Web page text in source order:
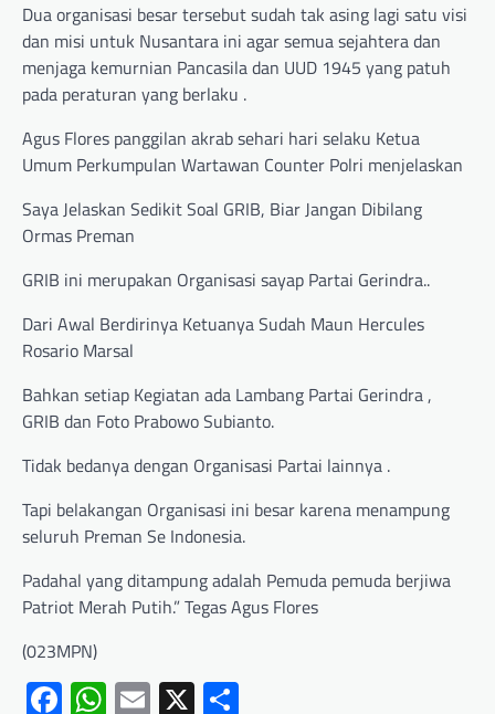
Dua organisasi besar tersebut sudah tak asing lagi satu visi
dan misi untuk Nusantara ini agar semua sejahtera dan
menjaga kemurnian Pancasila dan UUD 1945 yang patuh
pada peraturan yang berlaku .
Agus Flores panggilan akrab sehari hari selaku Ketua
Umum Perkumpulan Wartawan Counter Polri menjelaskan
Saya Jelaskan Sedikit Soal GRIB, Biar Jangan Dibilang
Ormas Preman
GRIB ini merupakan Organisasi sayap Partai Gerindra..
Dari Awal Berdirinya Ketuanya Sudah Maun Hercules
Rosario Marsal
Bahkan setiap Kegiatan ada Lambang Partai Gerindra ,
GRIB dan Foto Prabowo Subianto.
Tidak bedanya dengan Organisasi Partai lainnya .
Tapi belakangan Organisasi ini besar karena menampung
seluruh Preman Se Indonesia.
Padahal yang ditampung adalah Pemuda pemuda berjiwa
Patriot Merah Putih.” Tegas Agus Flores
(023MPN)
Facebook
WhatsApp
Email
X